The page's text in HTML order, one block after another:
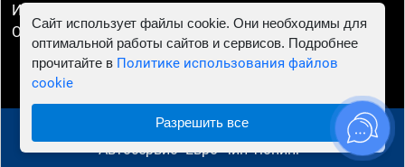
ИП Смирнов Георгий Павлович. ИНН 781302555843,
ОГРНИП 324470400032610
© 2010 - 2026 Чип тюнинг в Санкт-Петербурге -
Автосервис "Евро Чип Тюнинг"
Сайт использует файлы cookie. Они необходимы для
оптимальной работы сайтов и сервисов. Подробнее
прочитайте в Политике использования файлов
cookie
Разрешить все